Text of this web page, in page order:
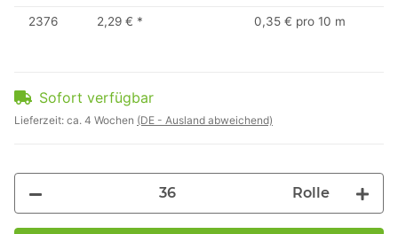
2376 2,29 € * 0,35 € pro 10 m
Sofort verfügbar
Lieferzeit: ca. 4 Wochen (DE - Ausland abweichend)
Rolle